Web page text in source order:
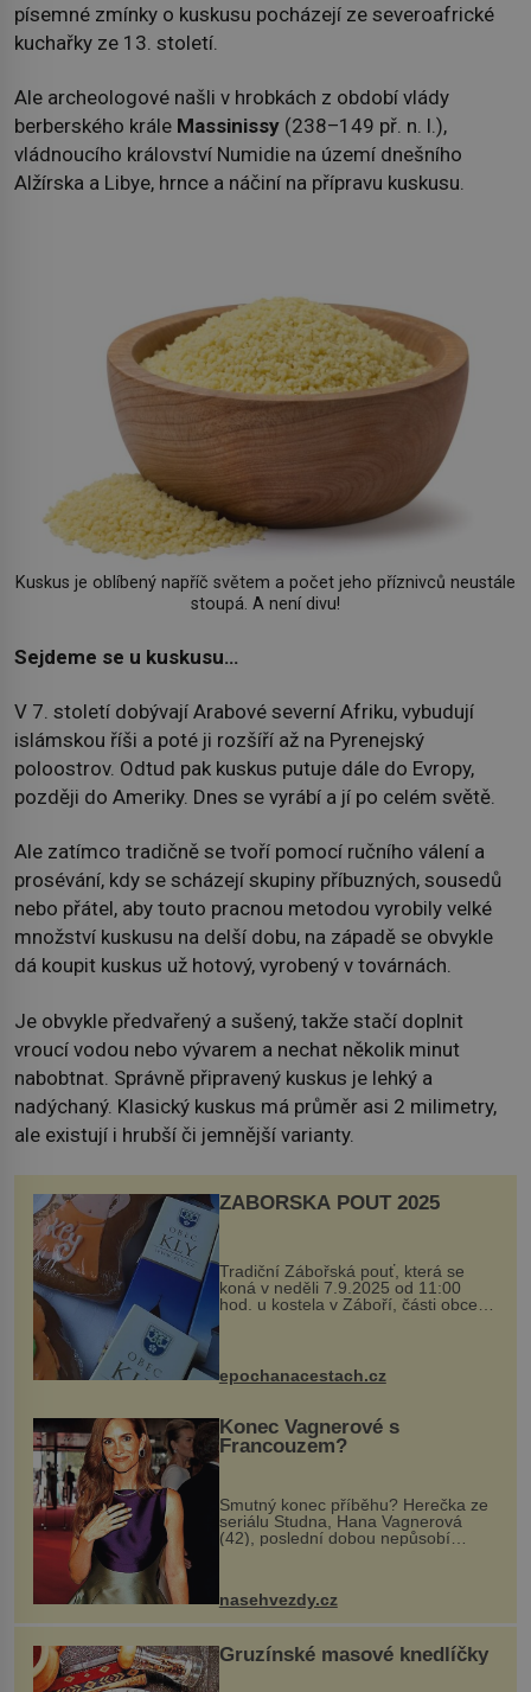
písemné zmínky o kuskusu pocházejí ze severoafrické
kuchařky ze 13. století.
Ale archeologové našli v hrobkách z období vlády
berberského krále Massinissy (238–149 př. n. l.),
vládnoucího království Numidie na území dnešního
Alžírska a Libye, hrnce a náčiní na přípravu kuskusu.
Kuskus je oblíbený napříč světem a počet jeho příznivců neustále
stoupá. A není divu!
Sejdeme se u kuskusu…
V 7. století dobývají Arabové severní Afriku, vybudují
islámskou říši a poté ji rozšíří až na Pyrenejský
poloostrov. Odtud pak kuskus putuje dále do Evropy,
později do Ameriky. Dnes se vyrábí a jí po celém světě.
Ale zatímco tradičně se tvoří pomocí ručního válení a
prosévání, kdy se scházejí skupiny příbuzných, sousedů
nebo přátel, aby touto pracnou metodou vyrobily velké
množství kuskusu na delší dobu, na západě se obvykle
dá koupit kuskus už hotový, vyrobený v továrnách.
Je obvykle předvařený a sušený, takže stačí doplnit
vroucí vodou nebo vývarem a nechat několik minut
nabobtnat. Správně připravený kuskus je lehký a
nadýchaný. Klasický kuskus má průměr asi 2 milimetry,
ale existují i hrubší či jemnější varianty.
ZÁBOŘSKÁ POUŤ 2025
Tradiční Zábořská pouť, která se
koná v neděli 7.9.2025 od 11:00
hod. u kostela v Záboří, části obce
Kly u Mělníka. V programu naleznete
komentovanou prohlídku kostela,
epochanacestach.cz
Konec Vagnerové s
Francouzem?
Smutný konec příběhu? Herečka ze
seriálu Studna, Hana Vagnerová
(42), poslední dobou nepůsobí
nasehvezdy.cz
Gruzínské masové knedlíčky